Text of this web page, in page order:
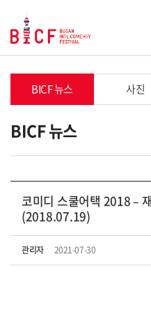
BICF 뉴스 사진
BICF 뉴스
코미디 스쿨어택 2018 –
(2018.07.19)
관리자 2021-07-30